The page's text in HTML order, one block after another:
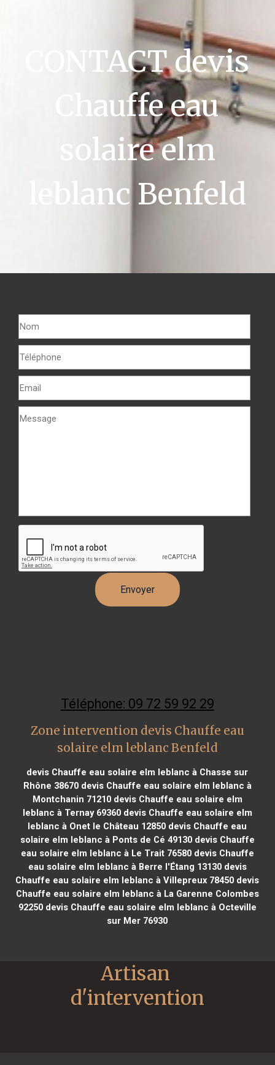
CONTACT devis
Chauffe eau
solaire elm
leblanc Benfeld
Téléphone: 09 72 59 92 29
Zone intervention devis Chauffe eau
solaire elm leblanc Benfeld
devis Chauffe eau solaire elm leblanc à Chasse sur
Rhône 38670devis Chauffe eau solaire elm leblanc à
Montchanin 71210devis Chauffe eau solaire elm
leblanc à Ternay 69360devis Chauffe eau solaire elm
leblanc à Onet le Château 12850 devis Chauffe eau
solaire elm leblanc à Ponts de Cé 49130devis Chauffe
eau solaire elm leblanc à Le Trait 76580devis Chauffe
eau solaire elm leblanc à Berre l'Étang 13130devis
Chauffe eau solaire elm leblanc à Villepreux 78450 devis
Chauffe eau solaire elm leblanc à La Garenne Colombes
92250devis Chauffe eau solaire elm leblanc à Octeville
sur Mer 76930
Artisan
d'intervention